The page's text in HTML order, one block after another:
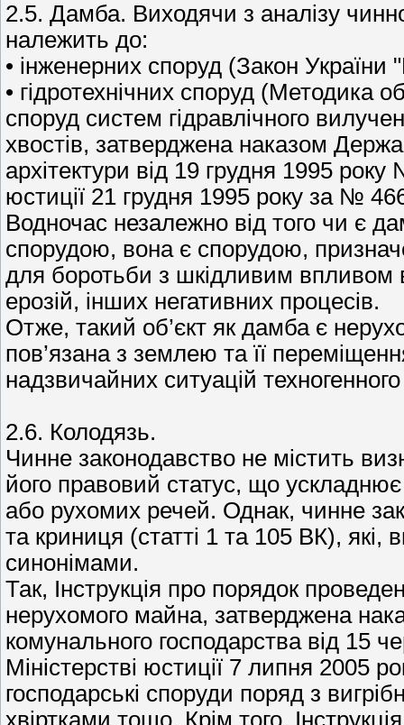
2.5. Дамба. Виходячи з аналізу
належить до:
• інженерних споруд (Закон
• гідротехнічних споруд (Методика
споруд систем гідравлічного
хвостів, затверджена наказом
архітектури від 19 грудня 1995
юстиції 21 грудня 1995 року за №
Водночас незалежно від того чи є
спорудою, вона є спорудою,
для боротьби з шкідливим впливом
ерозій, інших негативних процесів.
Отже, такий об’єкт як дамба є
пов’язана з землею та її
надзвичайних ситуацій
2.6. Колодязь.
Чинне законодавство не містить
його правовий статус, що
або рухомих речей. Однак, чинне
та криниця (статті 1 та 105 ВК), які,
синонімами.
Так, Інструкція про порядок
нерухомого майна, затверджена
комунального господарства від 15
Міністерстві юстиції 7 липня 2005
господарські споруди поряд з
хвіртками тощо. Крім того,